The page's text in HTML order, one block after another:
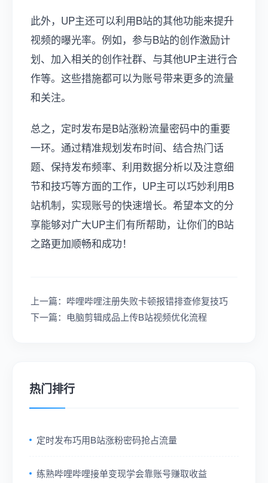
此外，UP主还可以利用B站的其他功能来提升
视频的曝光率。例如，参与B站的创作激励计
划、加入相关的创作社群、与其他UP主进行合
作等。这些措施都可以为账号带来更多的流量
和关注。
总之，定时发布是B站涨粉流量密码中的重要
一环。通过精准规划发布时间、结合热门话
题、保持发布频率、利用数据分析以及注意细
节和技巧等方面的工作，UP主可以巧妙利用B
站机制，实现账号的快速增长。希望本文的分
享能够对广大UP主们有所帮助，让你们的B站
之路更加顺畅和成功！
上一篇：哔哩哔哩注册失败卡顿报错排查修复技巧
下一篇：电脑剪辑成品上传B站视频优化流程
热门排行
定时发布巧用B站涨粉密码抢占流量
练熟哔哩哔哩接单变现学会靠账号赚取收益